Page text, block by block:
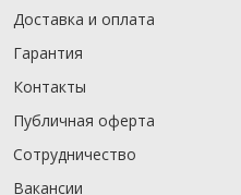
Доставка и оплата
Гарантия
Контакты
Публичная оферта
Сотрудничество
Вакансии